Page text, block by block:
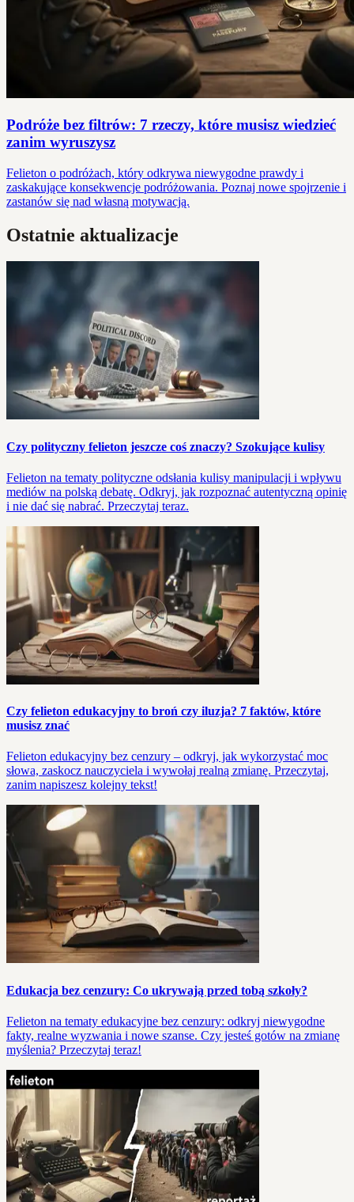
Podróże bez filtrów: 7 rzeczy, które musisz wiedzieć
zanim wyruszysz
Felieton o podróżach, który odkrywa niewygodne prawdy i
zaskakujące konsekwencje podróżowania. Poznaj nowe spojrzenie i
zastanów się nad własną motywacją.
Ostatnie aktualizacje
Czy polityczny felieton jeszcze coś znaczy? Szokujące kulisy
Felieton na tematy polityczne odsłania kulisy manipulacji i wpływu
mediów na polską debatę. Odkryj, jak rozpoznać autentyczną opinię
i nie dać się nabrać. Przeczytaj teraz.
Czy felieton edukacyjny to broń czy iluzja? 7 faktów, które
musisz znać
Felieton edukacyjny bez cenzury – odkryj, jak wykorzystać moc
słowa, zaskocz nauczyciela i wywołaj realną zmianę. Przeczytaj,
zanim napiszesz kolejny tekst!
Edukacja bez cenzury: Co ukrywają przed tobą szkoły?
Felieton na tematy edukacyjne bez cenzury: odkryj niewygodne
fakty, realne wyzwania i nowe szanse. Czy jesteś gotów na zmianę
myślenia? Przeczytaj teraz!